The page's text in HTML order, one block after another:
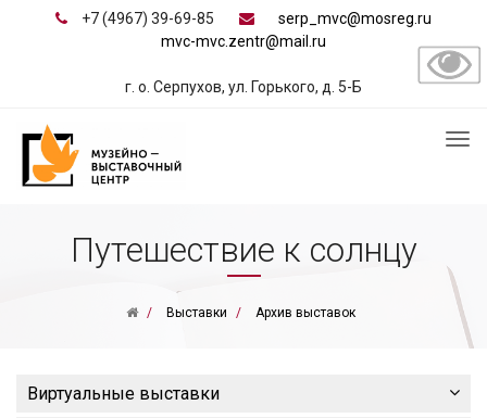
+7 (4967) 39-69-85
serp_mvc@mosreg.ru
mvc-mvc.zentr@mail.ru
г. о. Серпухов, ул. Горького, д. 5-Б
Путешествие к солнцу
Выставки Архив выставок
Виртуальные выставки